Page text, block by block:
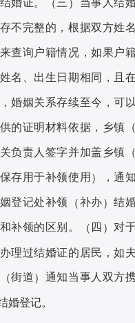
婚证。 （三 ） 当事人结
不完整的，根据双方姓
查询户籍情况，如果户
名、出生日期相同，且
婚姻关系存续至今，可
的证明材料依据，乡镇 （
负责人签字并加盖乡镇 （
存用于补领使用 ） ，通
登记处补领 （补办）结
补领的区别。 （ 四 ）对
理过结婚证的居民，如
（街道） 通知当事人双方
婚登记。